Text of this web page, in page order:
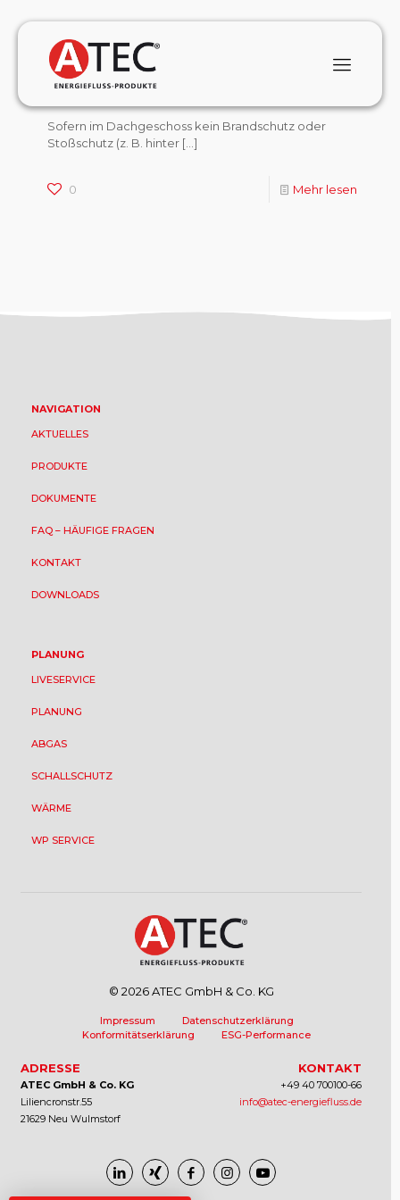
January 1, 2024
Welche Lösung bietet ATEC bei einem
Sofern im Dachgeschoss kein Brandschutz oder
Stoßschutz (z. B. hinter […]
0 Mehr lesen
NAVIGATION
AKTUELLES
PRODUKTE
DOKUMENTE
FAQ – HÄUFIGE FRAGEN
KONTAKT
DOWNLOADS
PLANUNG
LIVESERVICE
PLANUNG
ABGAS
SCHALLSCHUTZ
WÄRME
WP SERVICE
© 2026 ATEC GmbH & Co. KG
Impressum
Datenschutzerklärung
Konformitätserklärung
ESG-Performance
ADRESSE
ATEC GmbH & Co. KG
Liliencronstr.55
21629 Neu Wulmstorf
KONTAKT
+49 40 700100-66
info@atec-energiefluss.de